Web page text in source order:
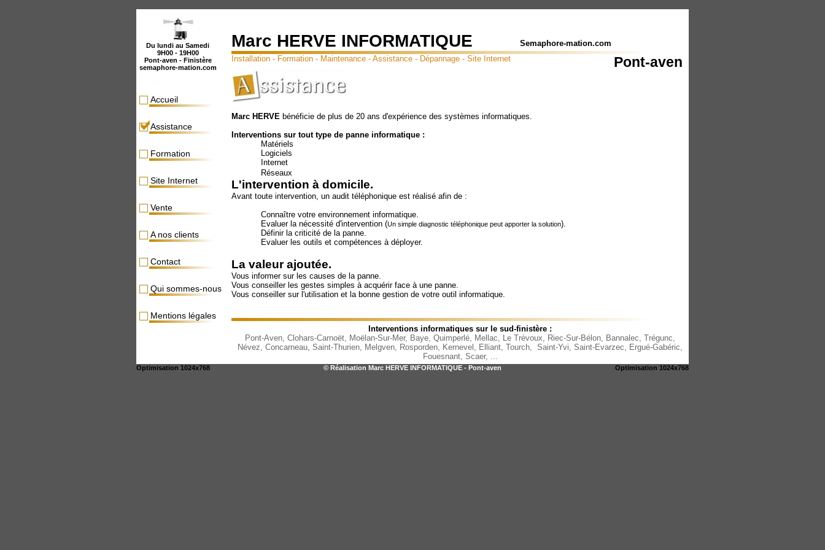
Du lundi au Samedi
9H00 - 19H00
Pont-aven - Finistère
semaphore-mation.com
Accueil
Assistance
Formation
Site Internet
Vente
A nos clients
Contact
Qui sommes-nous
Mentions légales
Marc HERVE INFORMATIQUE
Semaphore-mation.com
Installation - Formation - Maintenance - Assistance - Dépannage - Site Internet
Pont-aven
Marc HERVE bénéficie de plus de 20 ans d'expérience des systèmes informatiques.
Interventions sur tout type de panne informatique :
Matériels
Logiciels
Internet
Réseaux
L'intervention à domicile.
Avant toute intervention, un audit téléphonique est réalisé afin de :
Connaître votre environnement informatique.
Evaluer la nécessité d'intervention (Un simple diagnostic téléphonique peut apporter la solution).
Définir la criticité de la panne.
Evaluer les outils et compétences à déployer.
La valeur ajoutée.
Vous informer sur les causes de la panne.
Vous conseiller les gestes simples à acquérir face à une panne.
Vous conseiller sur l'utilisation et la bonne gestion de votre outil informatique.
Interventions informatiques sur le sud-finistère :
Pont-Aven, Clohars-Carnoët, Moëlan-Sur-Mer, Baye, Quimperlé, Mellac, Le Trévoux, Riec-Sur-Bélon, Bannalec, Trégunc,
Névez, Concarneau, Saint-Thurien, Melgven, Rosporden, Kernevel , Elliant, Tourch, Saint-Yvi, Saint-Evarzec, Ergué-Gabéric,
Fouesnant, Scaer, ...
Optimisation 1024x768 © Réalisation Marc HERVE INFORMATIQUE - Pont-aven Optimisation 1024x768